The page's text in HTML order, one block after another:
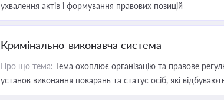
ухвалення актів і формування правових позицій
Кримінально-виконавча система
Про що тема: Тема охоплює організацію та правове
установ виконання покарань та статус осіб, які